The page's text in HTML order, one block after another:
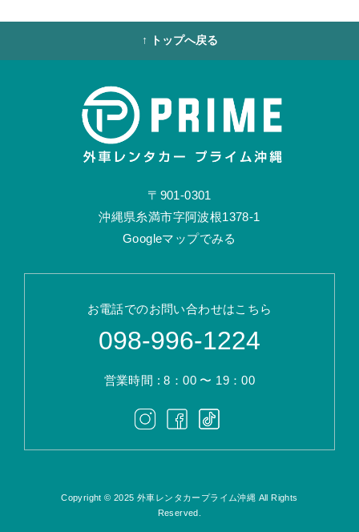
↑ トップへ戻る
〒901-0301
沖縄県糸満市字阿波根1378-1
Googleマップでみる
お電話でのお問い合わせはこちら
098-996-1224
営業時間 : 8：00 〜 19：00
Copyright © 2025 外車レンタカープライム沖縄 All Rights
Reserved.